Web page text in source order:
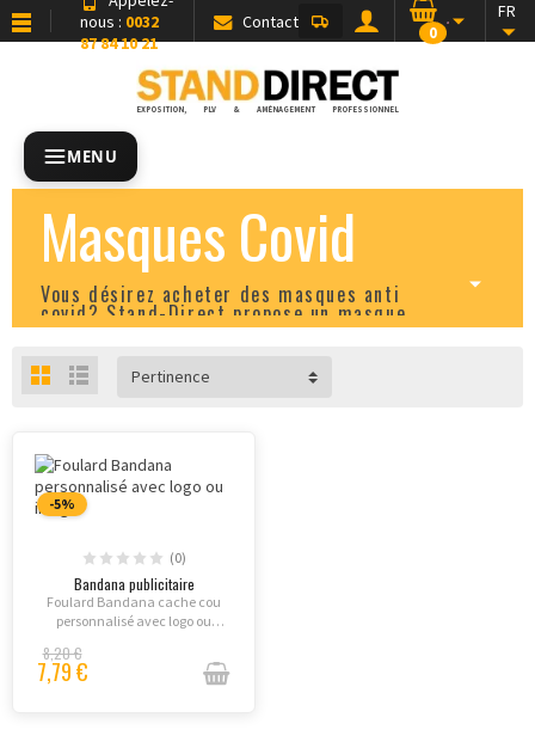
nous : 0032
87 84 10 21
Contact FR
0
EXPOSITION, PLV & AMÉNAGEMENT PROFESSIONNEL
MENU
Masques Covid
Vous désirez acheter des masques anti
covid? Stand-Direct propose un masque
buccal pour chaque besoin!
Pertinence
-5%
(0)
Bandana publicitaire
Foulard Bandana cache cou
personnalisé avec logo ou
8,20 €
7,79 €